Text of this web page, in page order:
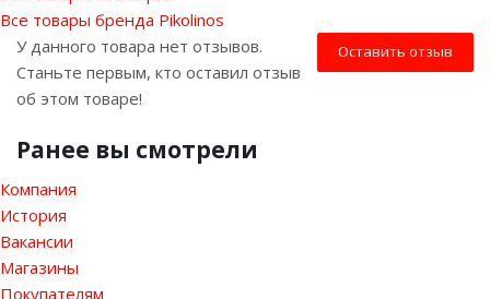
Все товары бренда Pikolinos
Оставить отзыв
У данного товара нет отзывов.
Станьте первым, кто оставил отзыв
об этом товаре!
Ранее вы смотрели
Компания
История
Вакансии
Магазины
Покупателям